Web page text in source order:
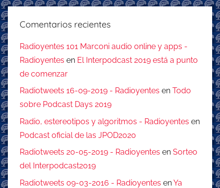
Comentarios recientes
Radioyentes 101 Marconi audio online y apps -
Radioyentes en El Interpodcast 2019 está a punto
de comenzar
Radiotweets 16-09-2019 - Radioyentes en Todo
sobre Podcast Days 2019
Radio, estereotipos y algoritmos - Radioyentes en
Podcast oficial de las JPOD2020
Radiotweets 20-05-2019 - Radioyentes en Sorteo
del Interpodcast2019
Radiotweets 09-03-2016 - Radioyentes enYa